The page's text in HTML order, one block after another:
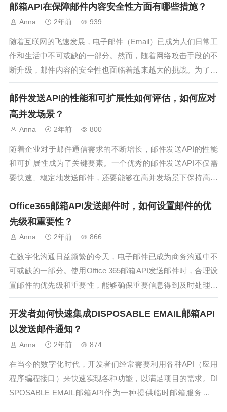
打开率和反馈率。本文将探讨如何利用Email发送接口实现邮件
内容的个性化定制，...
邮箱API在保障邮件内容安全性方面有哪些措施？
Anna 2年前 939
随着互联网的飞速发展，电子邮件（Email）已成为人们日常工
作和生活中不可或缺的一部分。然而，随着网络攻击手段的不
断升级，邮件内容的安全性也面临着越来越大的挑战。为了保
障邮件内容的安全性，许多邮箱服务提供商都提供了API（应
用程序接口）供开发者使用，以便更好地集成邮件服务到各种
应用中。那么，邮箱AP...
邮件发送API的性能和可扩展性如何评估，如何应对
高并发场景？
Anna 2年前 800
随着企业对于邮件通信需求的不断增长，邮件发送API的性能
和可扩展性成为了关键要素。一个优秀的邮件发送API不仅需
要快速、稳定地发送邮件，还要能够在高并发场景下保持高效
运行。本文将深入探讨如何评估邮件发送API的性能和可扩展
性，并提出应对高并发场景的策略。一、邮件发送API的性能
评估评估邮件发送API...
Office365邮箱API发送邮件时，如何设置邮件的优
先级和重要性？
Anna 2年前 866
在数字化沟通日益频繁的今天，电子邮件已成为商务沟通中不
可或缺的一部分。使用Office 365邮箱API发送邮件时，合理设
置邮件的优先级和重要性，能够确保重要信息得到及时处理，
提高工作效率。本文将详细介绍如何在Office 365邮箱...
开发者如何快速集成DISPOSABLE EMAIL邮箱API
以发送邮件通知？
Anna 2年前 874
在当今的数字化时代，开发者们经常需要利用各种API（应用
程序编程接口）来快速实现各种功能，以满足项目的需求。DI
SPOSABLE EMAIL邮箱API作为一种提供临时邮箱服务的接
口，能够帮助开发者实现邮件的快速发送和接收，特别适用于